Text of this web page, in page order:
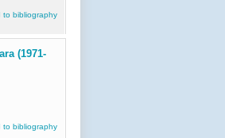
to bibliography
(1971-
to bibliography